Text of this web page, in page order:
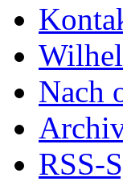
Nach
RSS-